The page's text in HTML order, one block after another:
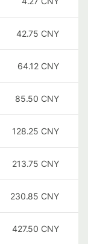
42.75 CNY
64.12 CNY
85.50 CNY
128.25 CNY
213.75 CNY
230.85 CNY
427.50 CNY